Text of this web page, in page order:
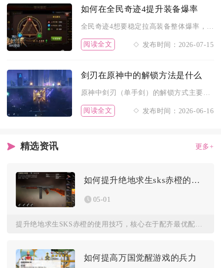
如何在全民奇迹4提升装备爆率
全民奇迹4想要稳定拉高装备整体爆率，核心在于激活隐藏幸运机制...
阅读全文 发布时间：2026-07-15
剑刃在原神中的解锁方法是什么
阅读全文 发布时间：2026-06-16
精选资讯 更多+
如何提升绝地求生sks赤橙的使用技巧
05-01
如何提高万国觉醒游戏的兵力